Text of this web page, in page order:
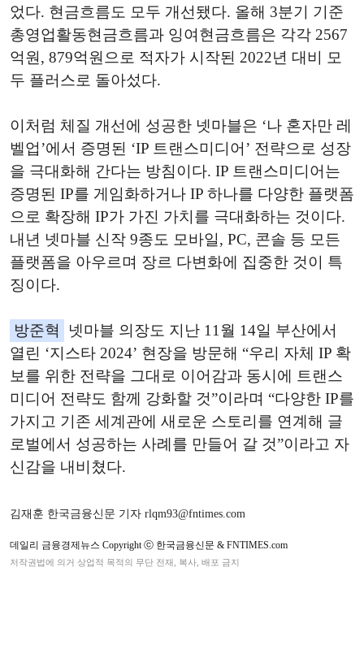
었다. 현금흐름도 모두 개선됐다. 올해 3분기 기준
총영업활동현금흐름과 잉여현금흐름은 각각 2567
억원, 879억원으로 적자가 시작된 2022년 대비 모
두 플러스로 돌아섰다.
이처럼 체질 개선에 성공한 넷마블은 ‘나 혼자만 레
벨업’에서 증명된 ‘IP 트랜스미디어’ 전략으로 성장
을 극대화해 간다는 방침이다. IP 트랜스미디어는
증명된 IP를 게임화하거나 IP 하나를 다양한 플랫폼
으로 확장해 IP가 가진 가치를 극대화하는 것이다.
내년 넷마블 신작 9종도 모바일, PC, 콘솔 등 모든
플랫폼을 아우르며 장르 다변화에 집중한 것이 특
징이다.
방준혁
넷마블 의장도 지난 11월 14일 부산에서
열린 ‘지스타 2024’ 현장을 방문해 “우리 자체 IP 확
보를 위한 전략을 그대로 이어감과 동시에 트랜스
미디어 전략도 함께 강화할 것”이라며 “다양한 IP를
가지고 기존 세계관에 새로운 스토리를 연계해 글
로벌에서 성공하는 사례를 만들어 갈 것”이라고 자
신감을 내비쳤다.
김재훈 한국금융신문 기자 rlqm93@fntimes.com
데일리 금융경제뉴스 Copyright ⓒ 한국금융신문 & FNTIMES.com
저작권법에 의거 상업적 목적의 무단 전재, 복사, 배포 금지